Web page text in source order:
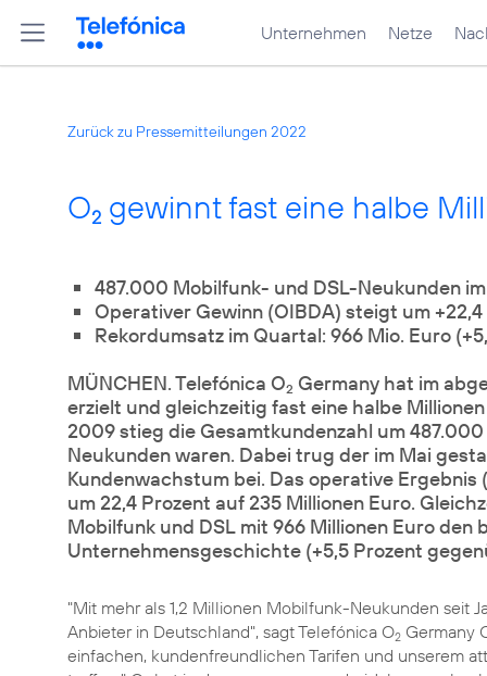
Unternehmen Netze
Zurück zu Pressemitteilungen 2022
O2 gewinnt fast eine halbe
487.000 Mobilfunk- und DSL-Neukunden
Operativer Gewinn (OIBDA) steigt um
Rekordumsatz im Quartal: 966 Mio. Euro
MÜNCHEN. Telefónica O2 Germany hat im
erzielt und gleichzeitig fast eine halbe
2009 stieg die Gesamtkundenzahl um
Neukunden waren. Dabei trug der im Mai
Kundenwachstum bei. Das operative
um 22,4 Prozent auf 235 Millionen Euro.
Mobilfunk und DSL mit 966 Millionen Euro
Unternehmensgeschichte (+5,5 Prozent
"Mit mehr als 1,2 Millionen Mobilfunk-Neukunden seit
Anbieter in Deutschland", sagt Telefónica O2 Germany
einfachen, kundenfreundlichen Tarifen und unserem